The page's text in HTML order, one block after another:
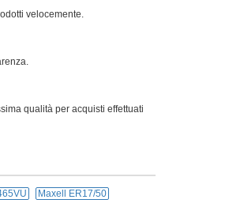
velocemente.
qualità per acquisti effettuati
Maxell ER17/50